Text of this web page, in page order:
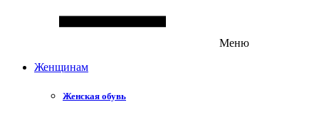
Меню
Женщинам
Женская обувь